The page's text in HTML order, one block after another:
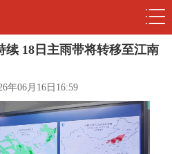
续 18日主雨带将转移至江南
年06月16日16:59